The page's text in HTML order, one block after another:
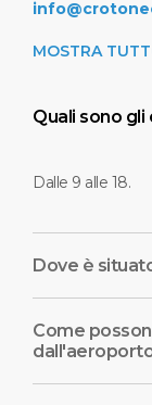
MOSTRA
Quali sono
Dalle 9 alle 18.
Dove è
Come